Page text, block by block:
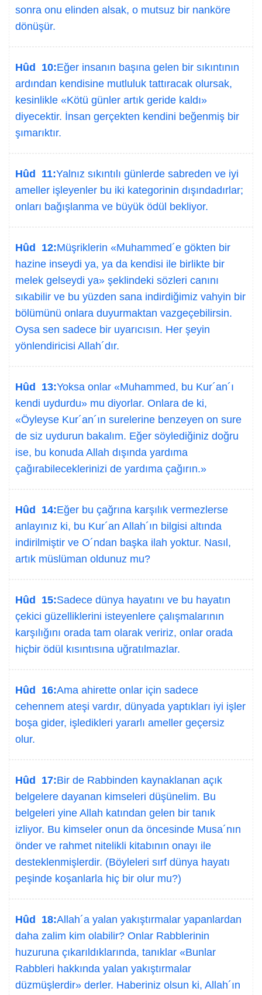
sonra onu elinden alsak, o mutsuz bir nanköre
dönüşür.
Hûd 10:Eğer insanın başına gelen bir sıkıntının
ardından kendisine mutluluk tattıracak olursak,
kesinlikle «Kötü günler artık geride kaldı»
diyecektir. İnsan gerçekten kendini beğenmiş bir
şımarıktır.
Hûd 11:Yalnız sıkıntılı günlerde sabreden ve iyi
ameller işleyenler bu iki kategorinin dışındadırlar;
onları bağışlanma ve büyük ödül bekliyor.
Hûd 12:Müşriklerin «Muhammed´e gökten bir
hazine inseydi ya, ya da kendisi ile birlikte bir
melek gelseydi ya» şeklindeki sözleri canını
sıkabilir ve bu yüzden sana indirdiğimiz vahyin bir
bölümünü onlara duyurmaktan vazgeçebilirsin.
Oysa sen sadece bir uyarıcısın. Her şeyin
yönlendiricisi Allah´dır.
Hûd 13:Yoksa onlar «Muhammed, bu Kur´an´ı
kendi uydurdu» mu diyorlar. Onlara de ki,
«Öyleyse Kur´an´ın surelerine benzeyen on sure
de siz uydurun bakalım. Eğer söylediğiniz doğru
ise, bu konuda Allah dışında yardıma
çağırabileceklerinizi de yardıma çağırın.»
Hûd 14:Eğer bu çağrına karşılık vermezlerse
anlayınız ki, bu Kur´an Allah´ın bilgisi altında
indirilmiştir ve O´ndan başka ilah yoktur. Nasıl,
artık müslüman oldunuz mu?
Hûd 15:Sadece dünya hayatını ve bu hayatın
çekici güzelliklerini isteyenlere çalışmalarının
karşılığını orada tam olarak veririz, onlar orada
hiçbir ödül kısıntısına uğratılmazlar.
Hûd 16:Ama ahirette onlar için sadece
cehennem ateşi vardır, dünyada yaptıkları iyi işler
boşa gider, işledikleri yararlı ameller geçersiz
olur.
Hûd 17:Bir de Rabbinden kaynaklanan açık
belgelere dayanan kimseleri düşünelim. Bu
belgeleri yine Allah katından gelen bir tanık
izliyor. Bu kimseler onun da öncesinde Musa´nın
önder ve rahmet nitelikli kitabının onayı ile
desteklenmişlerdir. (Böyleleri sırf dünya hayatı
peşinde koşanlarla hiç bir olur mu?)
Hûd 18:Allah´a yalan yakıştırmalar yapanlardan
daha zalim kim olabilir? Onlar Rabblerinin
huzuruna çıkarıldıklarında, tanıklar «Bunlar
Rabbleri hakkında yalan yakıştırmalar
düzmüşlerdir» derler. Haberiniz olsun ki, Allah´ın